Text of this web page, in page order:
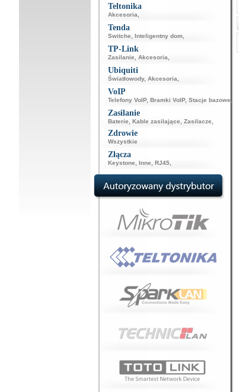
Teltonika
Akcesoria
Tenda
Switche Inteligentny dom,
TP-Link
Zasilanie Akcesoria
Ubiquiti
Światłowody, Akcesoria
VoIP
Telefony VoIP, Bramki VoIP, Stacje bazowe
Zasilanie
Baterie Kable zasilające Zasilacze
Zdrowie
Wszystkie
Złącza
Keystone Inne RJ45,